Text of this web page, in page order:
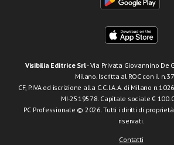
Visibilia Editrice Srl- Via Privata Giovannino De
Milano. Iscritta al ROC con il
CF, P.IVA ed iscrizione alla C.C.I.A.A. di Milano
MI-2519578. Capitale sociale €
PC Professionale © 2026. Tutti i diritti di
riservati.
Contatti